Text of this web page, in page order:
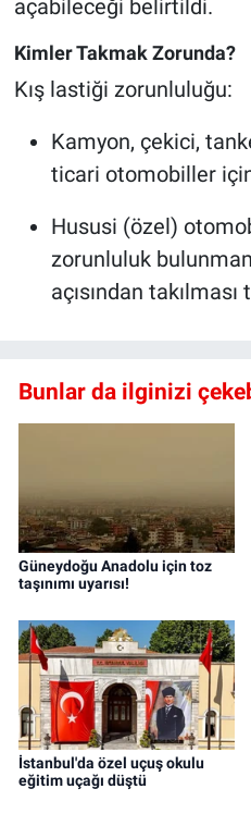
açabileceği belirtildi.
Kimler Takmak Zorunda?
Kış lastiği zorunluluğu:
Kamyon, çekici,
ticari otomobiller
Hususi (özel)
zorunluluk
açısından
Bunlar da ilginizi
Güneydoğu Anadolu için toz
taşınımı uyarısı!
İstanbul'da özel uçuş okulu
eğitim uçağı düştü